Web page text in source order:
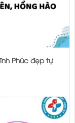
Phúc đẹp tự